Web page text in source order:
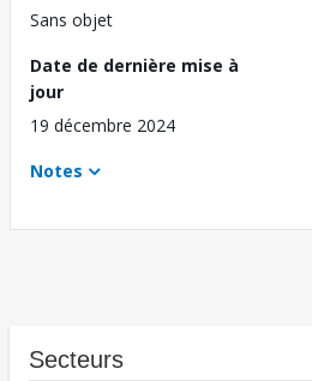
Sans objet
Date de dernière mise à
jour
19 décembre 2024
Notes
Secteurs